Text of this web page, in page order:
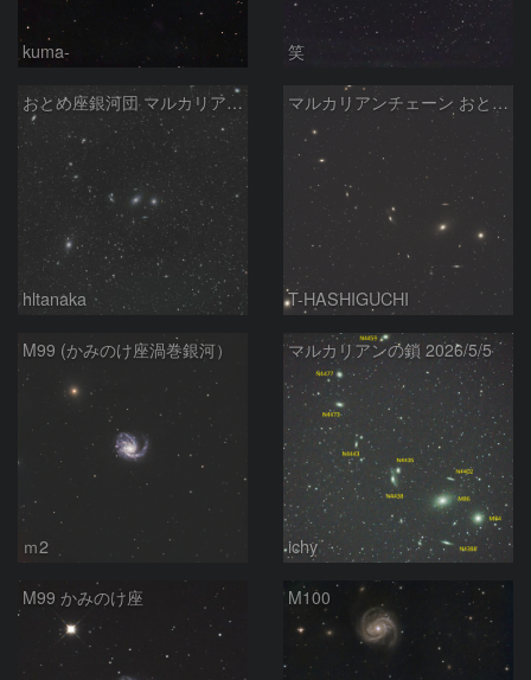
kuma- 笑
おとめ座銀河団 マルカリアンチェーン
hltanaka
マルカリアンチェーン おとめ座銀河団 2026/05/13
T-HASHIGUCHI
M99 (かみのけ座渦巻銀河）
ｍ2
マルカリアンの鎖 2026/5/5
ichy
M99 かみのけ座 M100